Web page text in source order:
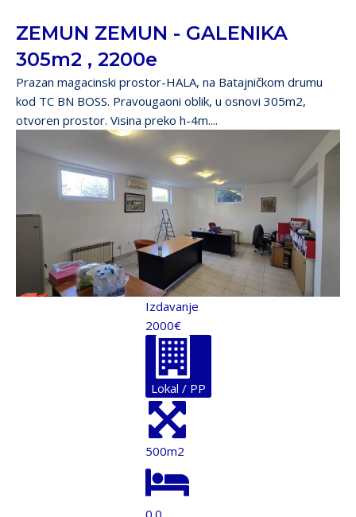
ZEMUN ZEMUN - GALENIKA
305m2 , 2200e
Prazan magacinski prostor-HALA, na Batajničkom drumu
kod TC BN BOSS. Pravougaoni oblik, u osnovi 305m2,
otvoren prostor. Visina preko h-4m....
Izdavanje
2000€
Lokal / PP
500m2
0.0